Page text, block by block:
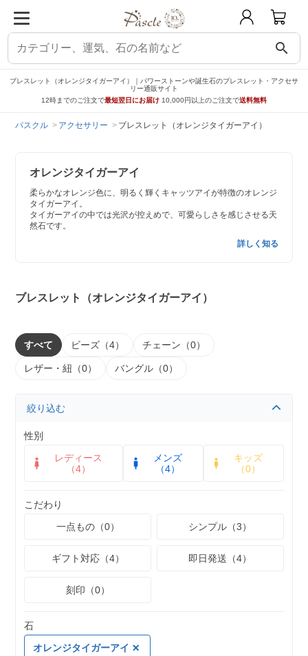
search
ブレスレット（オレンジタイガーアイ）｜パワーストーンや誕生石のブレスレット・アクセサ
リー通販サイト
12時までのご注文で最短翌日にお届け 10,000円以上のご注文で送料無料
パスクル アクセサリー ブレスレット（オレンジタイガーアイ）
オレンジタイガーアイ
柔らかなオレンジ色に、明るく輝くキャッツアイが特徴のオレンジ
タイガーアイ。
タイガーアイの中では光沢が控えめで、可愛らしさを感じさせる天
然石です。
詳しく知る
ブレスレット（オレンジタイガーアイ）
すべて ビーズ（4） チェーン（0）
レザー・紐（0） バングル（0）
絞り込む
性別
レディース
（4）
メンズ
（4）
キッズ
（0）
こだわり
一点もの（0）
シンプル（3）
ギフト対応（4） 即日発送（4）
刻印（0）
石
オレンジタイガーアイ